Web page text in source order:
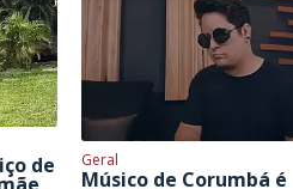
de Geral
Músico de Corumbá é